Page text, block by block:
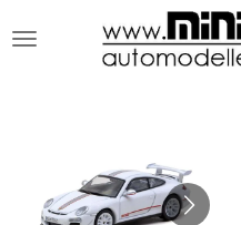
Hauptinhalt